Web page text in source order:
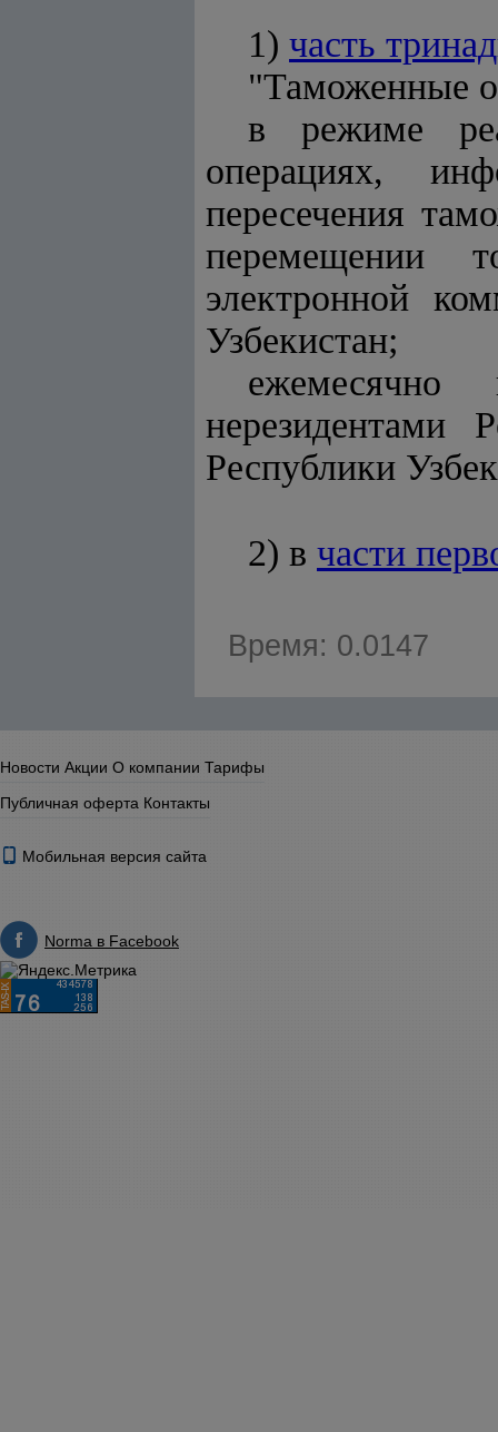
1) часть
"Таможенные
в режиме
операциях,
пересечения
перемещении
электронной
Узбекистан;
нерезидентами
Республики
2) в части
Время: 0.0147
Новости Акции О компании Тарифы
Публичная оферта Контакты
Мобильная версия сайта
Norma в Facebook